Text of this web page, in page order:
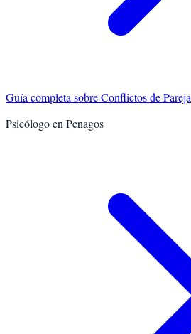
Guía completa sobreConflictos de Pareja
Psicólogo en Penagos